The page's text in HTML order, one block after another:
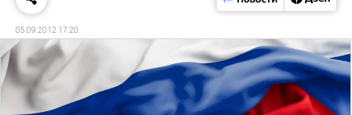
05.09.2012 17:20